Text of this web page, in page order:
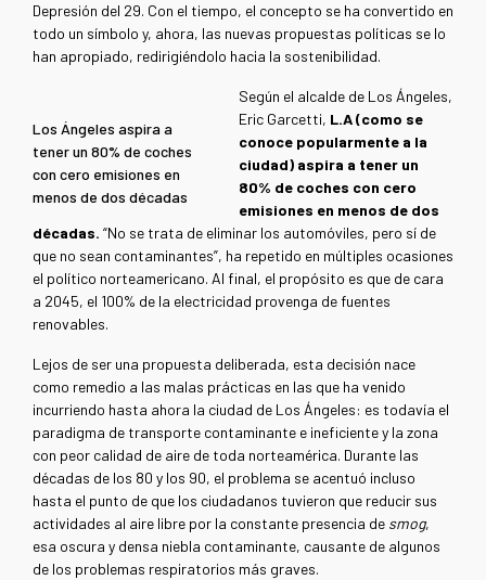
Depresión del 29. Con el tiempo, el concepto se ha convertido en
todo un símbolo y, ahora, las nuevas propuestas políticas se lo
han apropiado, redirigiéndolo hacia la sostenibilidad.
Los Ángeles aspira a
tener un 80% de coches
con cero emisiones en
menos de dos décadas
Según el alcalde de Los Ángeles,
Eric Garcetti, L.A (como se
conoce popularmente a la
ciudad) aspira a tener un
80% de coches con cero
emisiones en menos de dos
décadas. “No se trata de eliminar los automóviles, pero sí de
que no sean contaminantes”, ha repetido en múltiples ocasiones
el político norteamericano. Al final, el propósito es que de cara
a 2045, el 100% de la electricidad provenga de fuentes
renovables.
Lejos de ser una propuesta deliberada, esta decisión nace
como remedio a las malas prácticas en las que ha venido
incurriendo hasta ahora la ciudad de Los Ángeles: es todavía el
paradigma de transporte contaminante e ineficiente y la zona
con peor calidad de aire de toda norteamérica. Durante las
décadas de los 80 y los 90, el problema se acentuó incluso
hasta el punto de que los ciudadanos tuvieron que reducir sus
actividades al aire libre por la constante presencia de smog,
esa oscura y densa niebla contaminante, causante de algunos
de los problemas respiratorios más graves.